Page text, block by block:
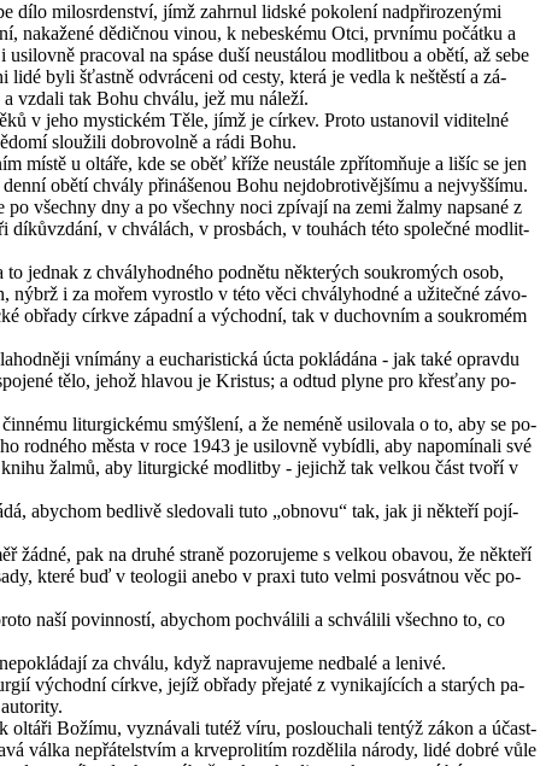
dílo mi­lo­sr­den­ství, jímž za­hr­nul lid­ské po­ko­le­ní nad­při­ro­ze­ný­mi
na­ka­že­né dě­dič­nou vinou, k ne­bes­ké­mu Otci, prv­ní­mu po­čát­ku a
pra­co­val na spáse duší ne­u­stá­lou mod­lit­bou a obětí, až sebe
byli šťast­ně od­vrá­ce­ni od cesty, která je vedla k ne­štěs­tí a zá­
vzda­li tak Bohu chvá­lu, jež mu ná­le­ží.
v jeho mystic­kém Těle, jímž je cír­kev. Proto usta­no­vil vi­di­tel­né
slou­ži­li dob­ro­vol­ně a rádi Bohu.
místě u ol­tá­ře, kde se oběť kříže ne­u­stá­le zpří­tomňuje a lišíc se jen
obětí chvá­ly při­ná­še­nou Bohu nej­dob­ro­ti­věj­ší­mu a nej­vyš­ší­mu.
všech­ny dny a po všech­ny noci zpí­va­jí na zemi žalmy na­psa­né z
v chválách, v prosbách, v tou­hách této spo­leč­né mod­lit­
jed­nak z chvá­ly­hod­né­ho pod­ně­tu ně­kte­rých sou­kro­mých osob,
nýbrž i za mořem vy­rost­lo v této věci chvá­ly­hod­né a uži­teč­né zá­vo­
ob­řa­dy církve zá­pad­ní a vý­chod­ní, tak v du­chov­ním a sou­kro­mém
vní­má­ny a eu­cha­ris­tic­ká úcta po­klá­dá­na - jak také oprav­du
tělo, jehož hla­vou je Kris­tus; a odtud plyne pro křes­ťa­ny po­
li­tur­gic­ké­mu smýš­le­ní, a že nemé­ně usi­lo­va­la o to, aby se po­
rod­né­ho města v roce 1943 je usi­lov­ně vy­bíd­li, aby na­po­mí­na­li své
žalmů, aby li­tur­gic­ké mod­lit­by - je­jichž tak vel­kou část tvoří v
abychom bed­li­vě sle­do­va­li tuto „ob­no­vu“ tak, jak ji ně­kte­ří po­jí­
žádné, pak na druhé stra­ně po­zo­ru­je­me s vel­kou oba­vou, že ně­kte­ří
které buď v te­o­lo­gii anebo v praxi tuto velmi po­svát­nou věc po­
naší po­vin­nos­tí, abychom po­chvá­li­li a schvá­li­li všech­no to, co
za chvá­lu, když na­pra­vu­je­me ne­dba­lé a le­ni­vé.
vý­chod­ní církve, jejíž ob­řa­dy pře­ja­té z vy­ni­ka­jí­cích a sta­rých pa­
ol­tá­ři Bo­ží­mu, vy­zná­va­li tutéž víru, po­slou­cha­li ten­týž zákon a účast­
válka ne­přá­tel­stvím a kr­vepro­li­tím roz­dě­li­la ná­ro­dy, lidé dobré vůle